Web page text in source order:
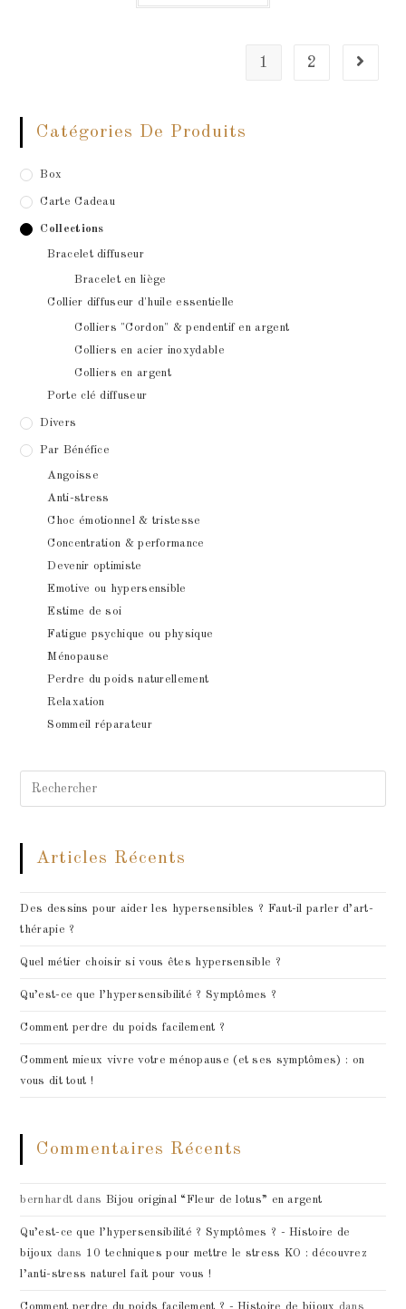
1 2
Catégories De Produits
Box
Carte Cadeau
Collections
Bracelet diffuseur
Bracelet en liège
Collier diffuseur d'huile essentielle
Colliers "Cordon" & pendentif en argent
Colliers en acier inoxydable
Colliers en argent
Porte clé diffuseur
Divers
Par Bénéfice
Angoisse
Anti-stress
Choc émotionnel & tristesse
Concentration & performance
Devenir optimiste
Emotive ou hypersensible
Estime de soi
Fatigue psychique ou physique
Ménopause
Perdre du poids naturellement
Relaxation
Sommeil réparateur
Search
Articles Récents
Des dessins pour aider les hypersensibles ? Faut-il parler d’art-
thérapie ?
Quel métier choisir si vous êtes hypersensible ?
Qu’est-ce que l’hypersensibilité ? Symptômes ?
Comment perdre du poids facilement ?
Comment mieux vivre votre ménopause (et ses symptômes) : on
vous dit tout !
Commentaires Récents
bernhardt dans Bijou original “Fleur de lotus” en argent
Qu’est-ce que l’hypersensibilité ? Symptômes ? - Histoire de
bijoux dans 10 techniques pour mettre le stress KO : découvrez
l’anti-stress naturel fait pour vous !